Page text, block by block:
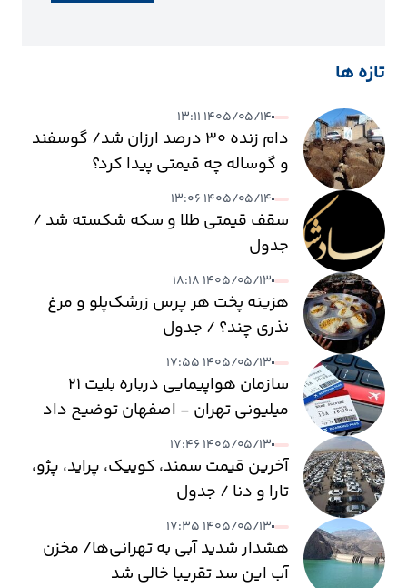
تازه ها
۱۴۰۵/۰۵/۱۴ ۱۳:۱۱
دام زنده ۳۰ درصد ارزان شد/ گوسفند
و گوساله چه قیمتی پیدا کرد؟
۱۴۰۵/۰۵/۱۴ ۱۳:۰۶
سقف قیمتی طلا و سکه شکسته شد /
جدول
۱۴۰۵/۰۵/۱۳ ۱۸:۱۸
هزینه پخت هر پرس زرشک‌پلو و مرغ
نذری چند؟ / جدول
۱۴۰۵/۰۵/۱۳ ۱۷:۵۵
سازمان هواپیمایی درباره بلیت ۲۱
میلیونی تهران - اصفهان توضیح داد
۱۴۰۵/۰۵/۱۳ ۱۷:۴۶
آخرین قیمت سمند، کوییک، پراید، پژو،
تارا و دنا / جدول
۱۴۰۵/۰۵/۱۳ ۱۷:۳۵
هشدار شدید آبی به تهرانی‌ها/ مخزن
آب این سد تقریبا خالی شد